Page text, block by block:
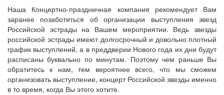
Наша Концертно-праздничная компания рекомендует Вам
заранее позаботиться об организации выступления звезд
Российской эстрады на Вашем мероприятии. Ведь звезды
российской эстрады имеют долгосрочный и довольно плотный
график выступлений, а в преддверии Нового года их дни будут
расписаны буквально по минутам. Поэтому чем раньше Вы
обратитесь к нам, тем вероятнее всего, что мы сможем
организовать выступление, концерт Российской звезды именно
в то время, когда Вы этого хотите.